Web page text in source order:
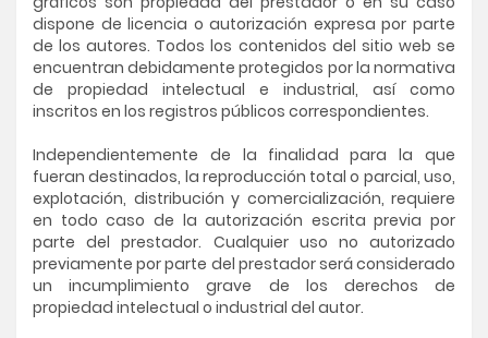
dispone de licencia o autorización expresa por parte
de los autores. Todos los contenidos del sitio web se
encuentran debidamente protegidos por la normativa
de propiedad intelectual e industrial, así como
inscritos en los registros públicos correspondientes.
Independientemente de la finalidad para la que
fueran destinados, la reproducción total o parcial, uso,
explotación, distribución y comercialización, requiere
en todo caso de la autorización escrita previa por
parte del prestador. Cualquier uso no autorizado
previamente por parte del prestador será considerado
un incumplimiento grave de los derechos de
propiedad intelectual o industrial del autor.